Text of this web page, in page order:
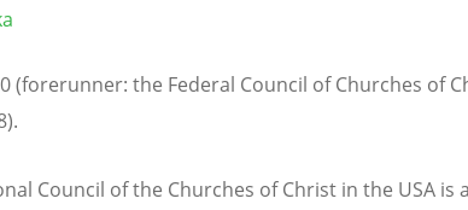
(forerunner: the Federal Council of Churches of
Council of the Churches of Christ in the USA is